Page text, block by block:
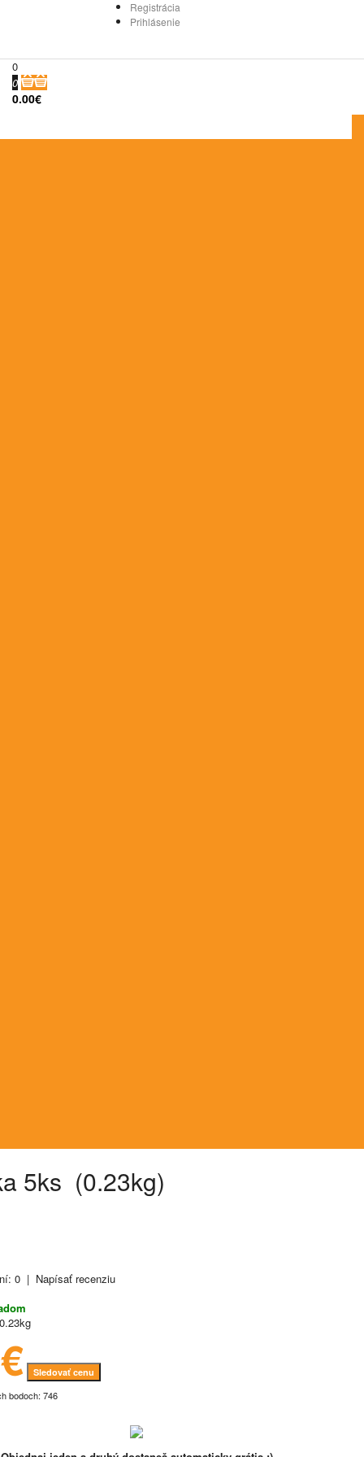
Registrácia
Prihlásenie
0
0
0.00€
5ks (0.23kg)
0 | Napísať recenziu
Sledovať cenu
bodoch: 746